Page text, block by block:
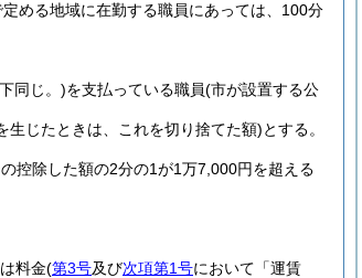
める地域に在勤する職員にあっては、100分
同じ。)を支払っている職員(市が設置する公
生じたときは、これを切り捨てた額)とする。
控除した額の2分の1が1万7,000円を超える
料金(第3号及び次項第1号において「運賃